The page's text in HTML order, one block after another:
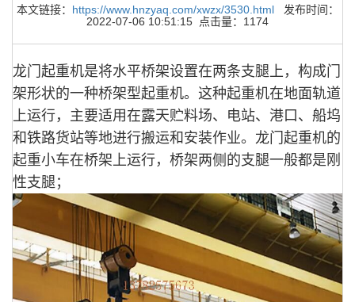
本文链接： https://www.hnzyaq.com/xwzx/3530.html发布时间：
2022-07-06 10:51:15 点击量：1174
龙门起重机是将水平桥架设置在两条支腿上，构成门
架形状的一种桥架型起重机。这种起重机在地面轨道
上运行，主要适用在露天贮料场、电站、港口、船坞
和铁路货站等地进行搬运和安装作业。 龙门起重机的
起重小车在桥架上运行，桥架两侧的支腿一般都是刚
性支腿；